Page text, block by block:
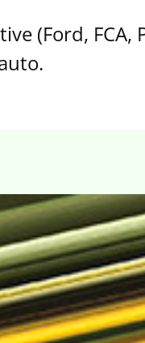
(Ford, FCA,